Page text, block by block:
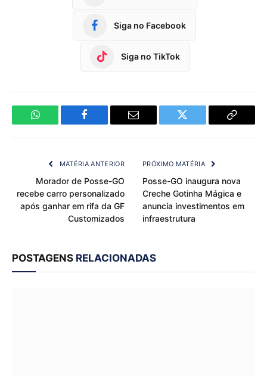
Siga no Facebook
Siga no TikTok
WhatsApp Facebook Email Twitter
Copy
MATÉRIA ANTERIOR
Morador de Posse-GO
recebe carro personalizado
após ganhar em rifa da GF
Customizados
PRÓXIMO MATÉRIA
Posse-GO inaugura nova
Creche Gotinha Mágica e
anuncia investimentos em
infraestrutura
POSTAGENS RELACIONADAS